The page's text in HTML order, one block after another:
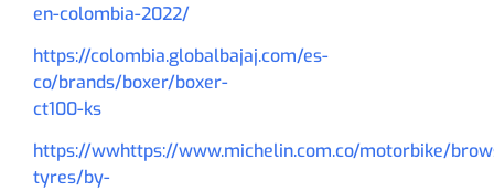
en-colombia-2022/
https://colombia.globalbajaj.com/es-
co/brands/boxer/boxer-
ct100-ks
https://wwhttps://www.michelin.com.co/motorbike/
tyres/by-